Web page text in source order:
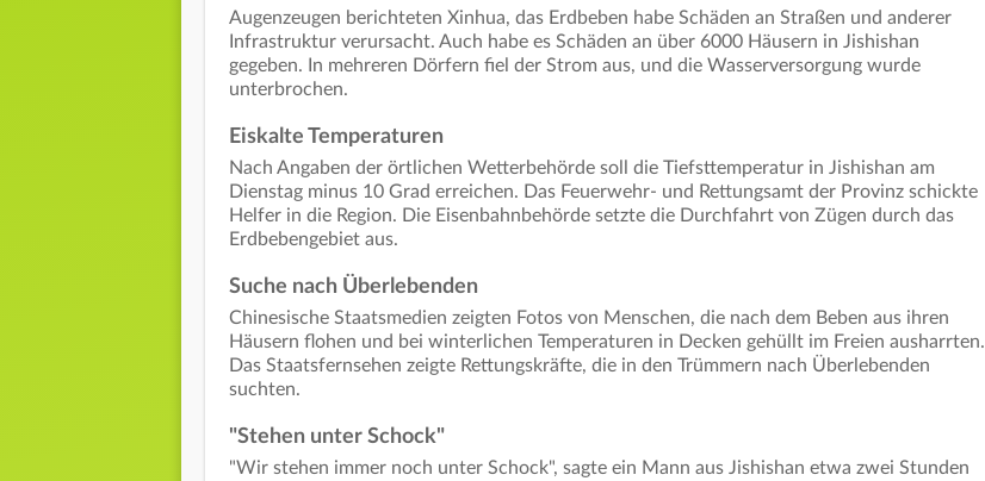
Augenzeugen berichteten Xinhua, das Erdbeben habe Schäden an Straßen und anderer
Infrastruktur verursacht. Auch habe es Schäden an über 6000 Häusern in Jishishan
gegeben. In mehreren Dörfern fiel der Strom aus, und die Wasserversorgung wurde
unterbrochen.
Eiskalte Temperaturen
Nach Angaben der örtlichen Wetterbehörde soll die Tiefsttemperatur in Jishishan am
Dienstag minus 10 Grad erreichen. Das Feuerwehr- und Rettungsamt der Provinz schickte
Helfer in die Region. Die Eisenbahnbehörde setzte die Durchfahrt von Zügen durch das
Erdbebengebiet aus.
Suche nach Überlebenden
Chinesische Staatsmedien zeigten Fotos von Menschen, die nach dem Beben aus ihren
Häusern flohen und bei winterlichen Temperaturen in Decken gehüllt im Freien ausharrten.
Das Staatsfernsehen zeigte Rettungskräfte, die in den Trümmern nach Überlebenden
suchten.
"Stehen unter Schock"
"Wir stehen immer noch unter Schock", sagte ein Mann aus Jishishan etwa zwei Stunden